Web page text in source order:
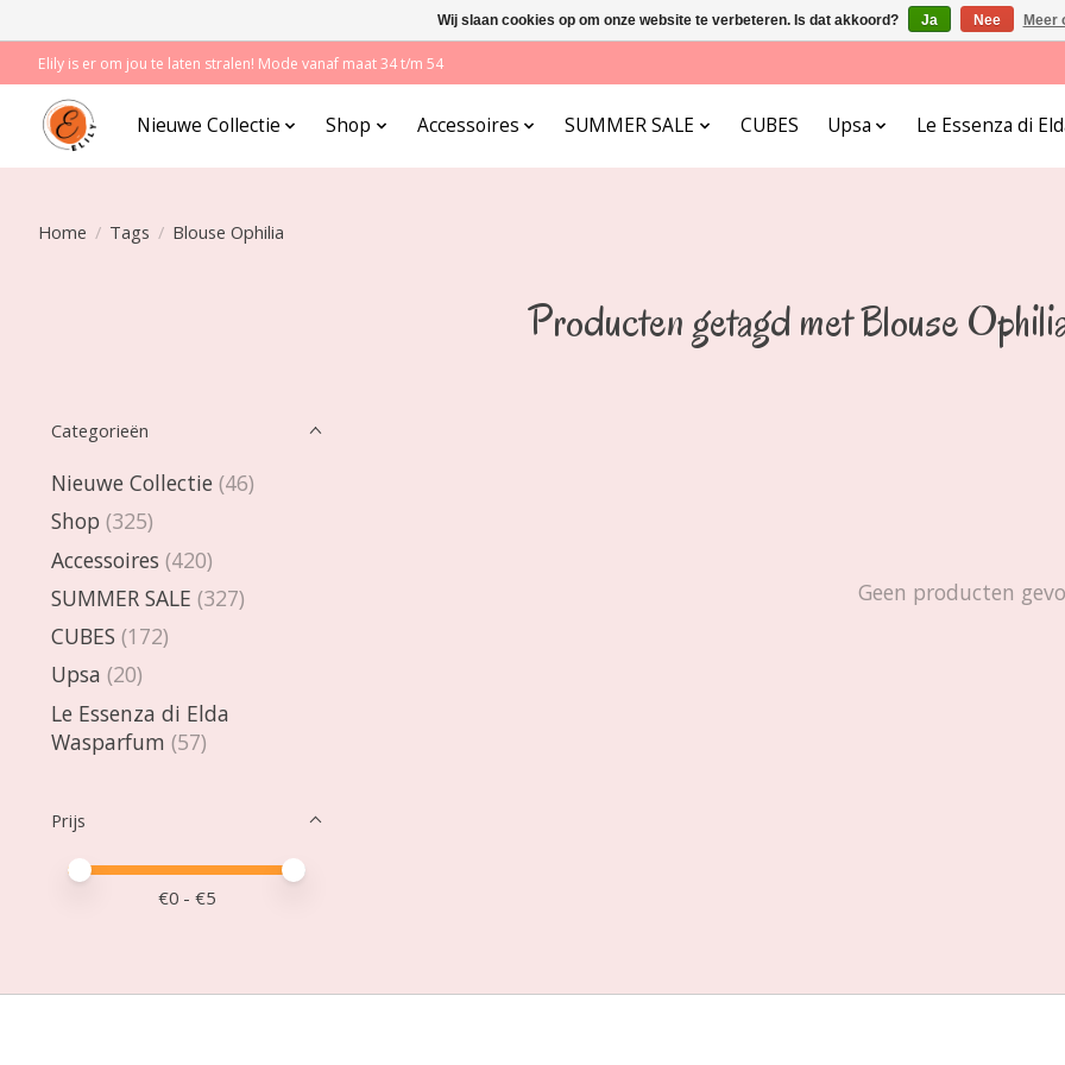
Elily is er om jou te laten stralen! Mode vanaf maat 34 t/m 54
Nieuwe Collectie Shop Accessoires SUMMER SALE CUBES Upsa Le Essenza di
Home / Tags / Blouse Ophilia
Producten getagd met Blouse
Categorieën
Nieuwe Collectie (46)
Shop (325)
Accessoires (420)
SUMMER SALE (327)
CUBES (172)
Upsa (20)
Le Essenza di Elda
Wasparfum (57)
Prijs
Minimale prijswaarde
Price maximum value
€0 - €5
Geen producten
Wij slaan cookies op om onze website te verbeteren. Is dat akkoord? Ja Nee Meer